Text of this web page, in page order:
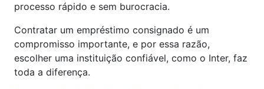
processo rápido e sem burocracia.
Contratar um empréstimo consignado é um
compromisso importante, e por essa razão,
escolher uma instituição confiável, como o Inter, faz
toda a diferença.